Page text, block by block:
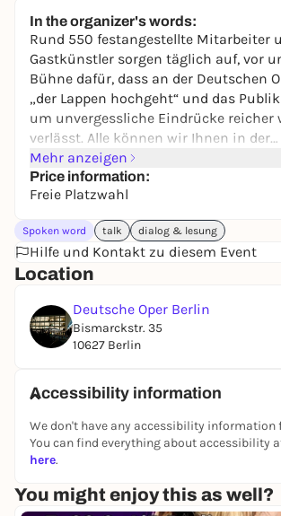
In the organizer's words:
Rund 550 festangestellte Mitarbeiter
Gastkünstler sorgen täglich auf, vor
Bühne dafür, dass an der Deutschen
„der Lappen hochgeht“ und das
um unvergessliche Eindrücke reicher
verlässt. Alle können wir Ihnen in der
Veranstaltungsreihe
einmal vorstellen. Doch wer die
regelmäßig besucht, wird sie
kennenlernen: die klugen Köpfe, die
Gesamtkunstwerk Oper stecken, die
Gedanken, Gefühle und Ambitionen,
ihm verbinden.
Die OPERNWERKSTATT bringt Sie ins
Regisseuren, Dirigenten, Sängern, mit
Studienleiterin, Dramaturgen,
szenischen oder musikalischen Probe.
entstehende Projekt vor und
Fragen. Damit Sie sehen, was uns
Mehr anzeigen
Price information:
Freie Platzwahl
Spoken word talk dialog & lesung
Hilfe und Kontakt zu diesem Event
Location
Deutsche Oper Berlin
Bismarckstr. 35
10627 Berlin
Accessibility information
We don't have any accessibility information
You can find everything about accessibility
here.
You might enjoy this as well?